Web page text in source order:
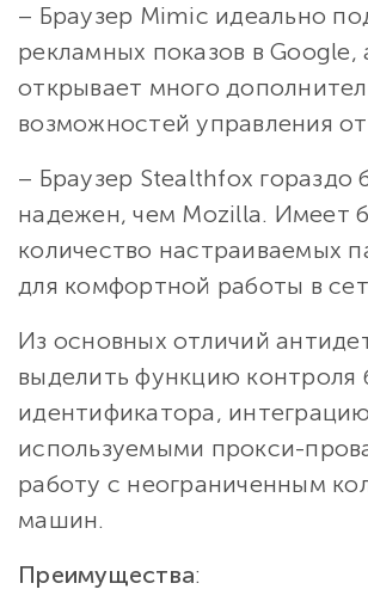
– Браузер Mimic идеально
рекламных показов в Google,
открывает много
возможностей управления
– Браузер Stealthfox гораздо
надежен, чем Mozilla. Имеет
количество настраиваемых
для комфортной работы в
Из основных отличий
выделить функцию контроля
идентификатора,
используемыми прокси-
работу с неограниченным
машин.
Преимущества: